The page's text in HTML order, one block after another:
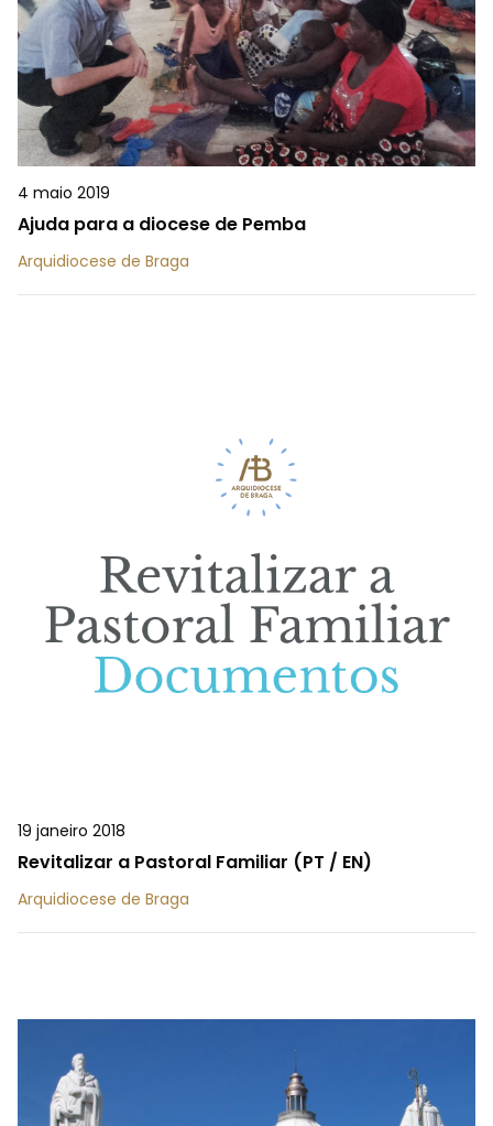
4 maio 2019
Ajuda para a diocese de Pemba
Arquidiocese de Braga
19 janeiro 2018
Revitalizar a Pastoral Familiar (PT / EN)
Arquidiocese de Braga